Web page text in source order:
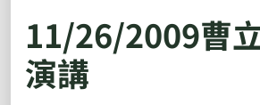
11/26/2009曹
演講